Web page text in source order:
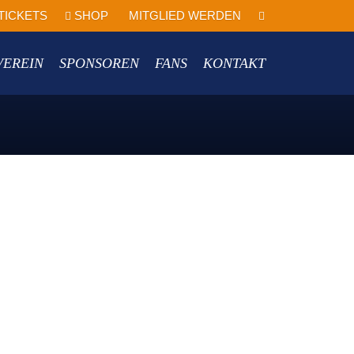
SHOP MITGLIED WERDEN
SPONSOREN FANS KONTAKT